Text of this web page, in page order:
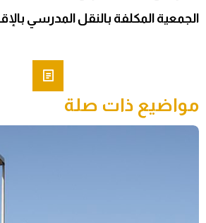
الجمعية المكلفة بالنقل المدرسي
مواضيع ذات صلة